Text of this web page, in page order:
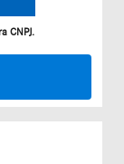
CNPJ.